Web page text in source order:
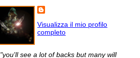
Visualizza il mio profilo
completo
"you'll see a lot of backs but many will